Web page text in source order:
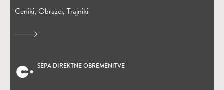
Ceniki, Obrazci, Trajniki
SEPA DIREKTNE OBREMENITVE
(Odpre se v novem oknu)